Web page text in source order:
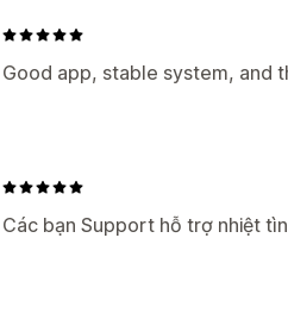
Good app, stable system, and
Các bạn Support hỗ trợ nhiệt